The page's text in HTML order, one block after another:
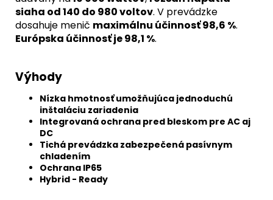
siaha od 140 do 980 voltov. V prevádzke
dosahuje menič maximálnu účinnosť 98,6 %.
Európska účinnosť je 98,1 %.
Výhody
Nízka hmotnosť umožňujúca jednoduchú
inštaláciu zariadenia
Integrovaná ochrana pred bleskom pre AC aj
DC
Tichá prevádzka zabezpečená pasívnym
chladením
Ochrana IP65
Hybrid - Ready